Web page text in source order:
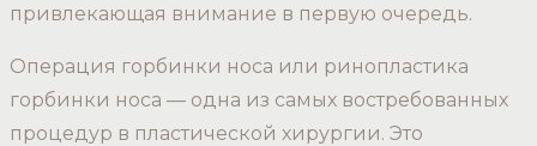
привлекающая внимание в первую очередь.
Операция горбинки носа или ринопластика
горбинки носа — одна из самых востребованных
процедур в пластической хирургии. Это